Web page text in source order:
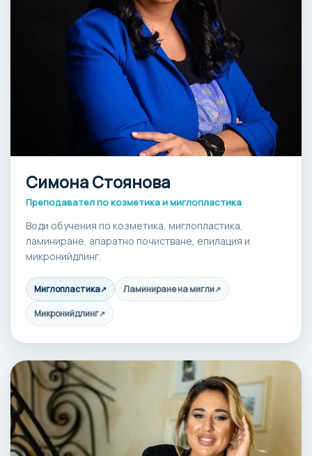
Симона Стоянова
Преподавател по козметика и миглопластика
Води обучения по козметика, миглопластика,
ламиниране, апаратно почистване, епилация и
микронийдлинг.
Миглопластика↗ Ламиниране на мигли↗
Микронийдлинг↗